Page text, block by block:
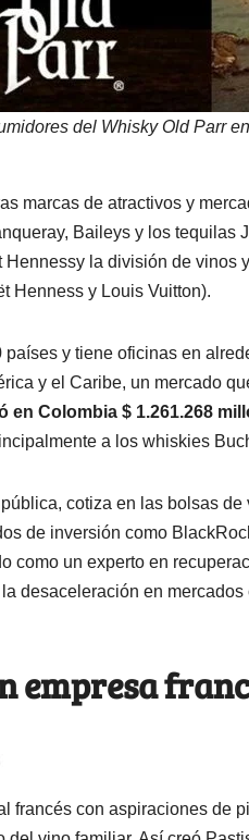
del Whisky Old Parr
marcas de atractivos y
Baileys y los tequilas
la división de vinos
Henness y Louis Vuitton).
y tiene oficinas en
y el Caribe, un mercado
en Colombia $ 1.261.268
a los whiskies
cotiza en las bolsas
de inversión como
como un experto en
desaceleración en mercados
empresa
francés con aspiraciones de